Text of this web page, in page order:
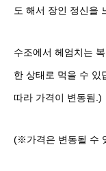
도 해서 장인 정신을
수조에서 헤엄치는
한 상태로 먹을 수
따라 가격이 변동됨.)
(※가격은 변동될 수